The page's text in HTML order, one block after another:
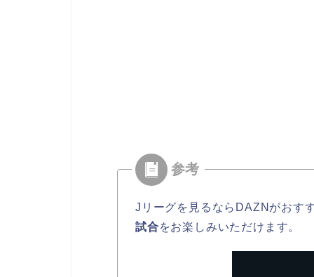
Jリーグを見るならDAZNがおす
試合をお楽しみいただけます。